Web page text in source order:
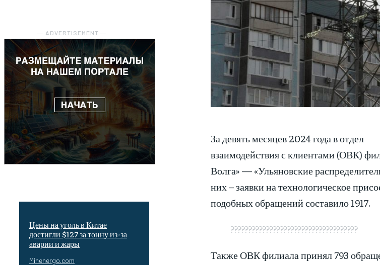
― ADVERTISEMENT ―
Цены на уголь в Китае
достигли $127 за тонну из-за
аварии и жары
Minenergo.com
За девять месяцев 2024 года в отдел
взаимодействия с клиентами (ОВК)
Волга» — «Ульяновские
них – заявки на технологическое
подобных обращений составило 1917.
????????????????????????????????????
Также ОВК филиала принял 793